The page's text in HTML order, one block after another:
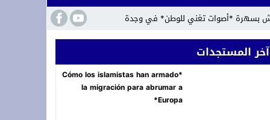
بسهرة *أصوات تغني للوطن* في وجدة
آخر المستجدات
*Cómo los islamistas han armado
la migración para abrumar a
Europa*